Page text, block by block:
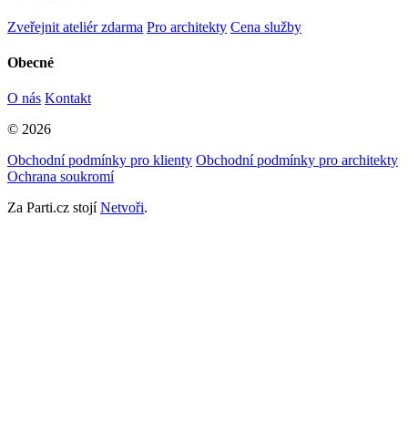
Zveřejnit ateliér zdarma Pro architekty Cena služby
Obecné
O nás Kontakt
© 2026
Obchodní podmínky pro klienty Obchodní podmínky pro architekty
Ochrana soukromí
Za Parti.cz stojíNetvoři.